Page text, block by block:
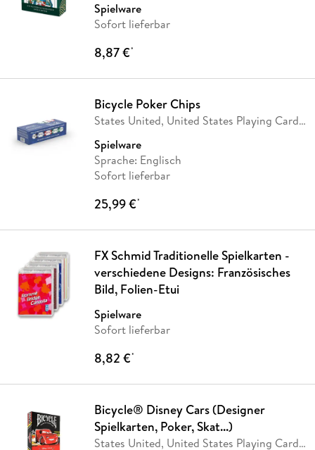
Spielware
Sofort lieferbar
8,87 €*
Bicycle Poker Chips
States United, United States Playing Card
Spielware
Sprache: Englisch
Sofort lieferbar
25,99 €*
FX Schmid Traditionelle Spielkarten -
verschiedene Designs: Französisches
Bild, Folien-Etui
Spielware
Sofort lieferbar
8,82 €*
Bicycle® Disney Cars (Designer
Spielkarten, Poker, Skat...)
States United, United States Playing Card